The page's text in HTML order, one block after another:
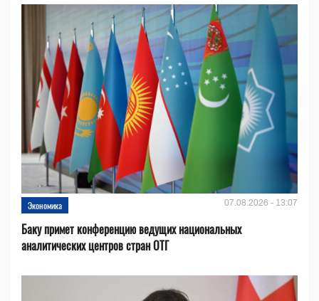
Экономика 07.08.2026 - 13:07
Баку примет конференцию ведущих национальных
аналитических центров стран ОТГ